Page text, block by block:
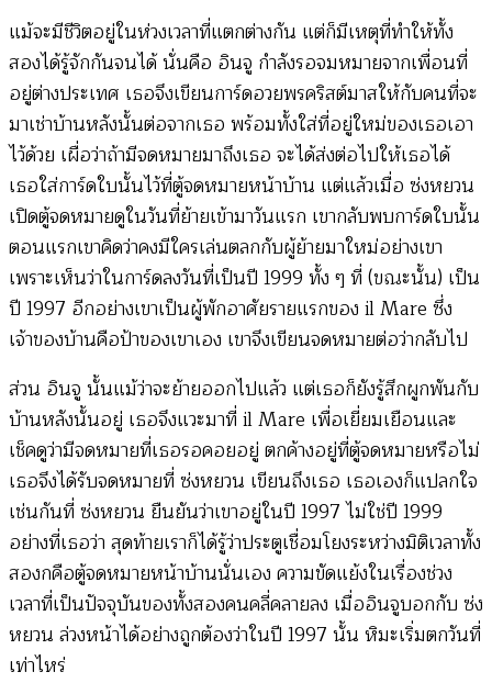
แม้จะมีชีวิตอยู่ในห่วงเวลาที่แตกต่างกัน แต่ก็มีเหตุที่ทำให้ทั้ง
สองได้รู้จักกันจนได้ นั่นคือ อินจู กำลังรอจมหมายจากเพื่อนที่
อยู่ต่างประเทศ เธอจึงเขียนการ์ดอวยพรคริสต์มาสให้กับคนที่จะ
มาเช่าบ้านหลังนั้นต่อจากเธอ พร้อมทั้งใส่ที่อยู่ใหม่ของเธอเอา
ไว้ด้วย เผื่อว่าถ้ามีจดหมายมาถึงเธอ จะได้ส่งต่อไปให้เธอได้
เธอใส่การ์ดใบนั้นไว้ที่ตู้จดหมายหน้าบ้าน แต่แล้วเมื่อ ซ่งหยวน
เปิดตู้จดหมายดูในวันที่ย้ายเข้ามาวันแรก เขากลับพบการ์ดใบนั้น
ตอนแรกเขาคิดว่าคงมีใครเล่นตลกกับผู้ย้ายมาใหม่อย่างเขา
เพราะเห็นว่าในการ์ดลงวันที่เป็นปี 1999 ทั้ง ๆ ที่ (ขณะนั้น) เป็น
ปี 1997 อีกอย่างเขาเป็นผู้พักอาศัยรายแรกของ il Mare ซึ่ง
เจ้าของบ้านคือป้าของเขาเอง เขาจึงเขียนจดหมายต่อว่ากลับไป
ส่วน อินจู นั้นแม้ว่าจะย้ายออกไปแล้ว แต่เธอก็ยังรู้สึกผูกพันกับ
บ้านหลังนั้นอยู่ เธอจึงแวะมาที่ il Mare เพื่อเยี่ยมเยือนและ
เช็คดูว่ามีจดหมายที่เธอรอคอยอยู่ ตกค้างอยู่ที่ตู้จดหมายหรือไม่
เธอจึงได้รับจดหมายที่ ซ่งหยวน เขียนถึงเธอ เธอเองก็แปลกใจ
เช่นกันที่ ซ่งหยวน ยืนยันว่าเขาอยู่ในปี 1997 ไม่ใช่ปี 1999
อย่างที่เธอว่า สุดท้ายเราก็ได้รู้ว่าประตูเชื่อมโยงระหว่างมิติเวลาทั้ง
สองกคือตู้จดหมายหน้าบ้านนั่นเอง ความขัดแย้งในเรื่องช่วง
เวลาที่เป็นปัจจุบันของทั้งสองคนคลี่คลายลง เมื่ออินจูบอกกับ ซ่ง
หยวน ล่วงหน้าได้อย่างถูกต้องว่าในปี 1997 นั้น หิมะเริ่มตกวันที่
เท่าไหร่